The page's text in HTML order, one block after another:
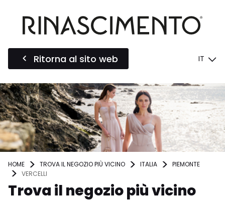
Ritorna al sito web IT
HOME TROVA IL NEGOZIO PIÙ VICINO ITALIA
PIEMONTE
VERCELLI
Trova il negozio più vicino